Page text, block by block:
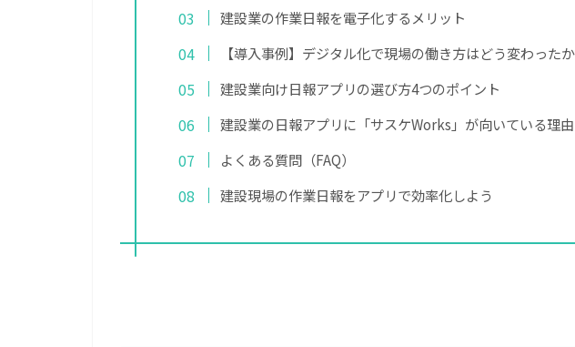
建設業の作業日報を電子化するメリット
【導入事例】デジタル化で現場の働き方はどう変わったか
建設業向け日報アプリの選び方4つのポイント
建設業の日報アプリに「サスケWorks」が向いている理由
よくある質問（FAQ）
建設現場の作業日報をアプリで効率化しよう